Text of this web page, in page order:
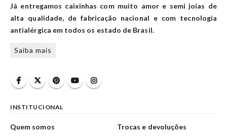
Já entregamos caixinhas com muito amor e semi joias de
alta qualidade, de fabricação nacional e com tecnologia
antialérgica em todos os estado de Brasil.
Saiba mais
INSTITUCIONAL
Quem somos
Trocas e devoluções